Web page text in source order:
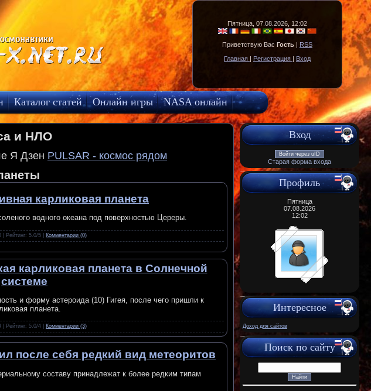
Пятница, 07.08.2026, 12:02
Приветствую Вас Гость | RSS
Главная | Регистрация | Вход
Каталог статей Онлайн игры
NASA онлайн
и НЛО
Я Дзен PULSAR - космос рядом
карликовая планета
водного океана под поверхностью Цереры.
| Рейтинг: 5.0/5 | Комментарии (0)
карликовая планета в Солнечной
системе
и форму астероида (10) Гигея, после чего пришли к
планета.
| Рейтинг: 5.0/4 | Комментарии (3)
после себя редкий вид метеоритов
составу принадлежат к более редким типам
Вход
Войти через uID
Старая форма входа
Профиль
Пятница
07.08.2026
12:02
Интересное
Доход для сайтов
Поиск по сайту